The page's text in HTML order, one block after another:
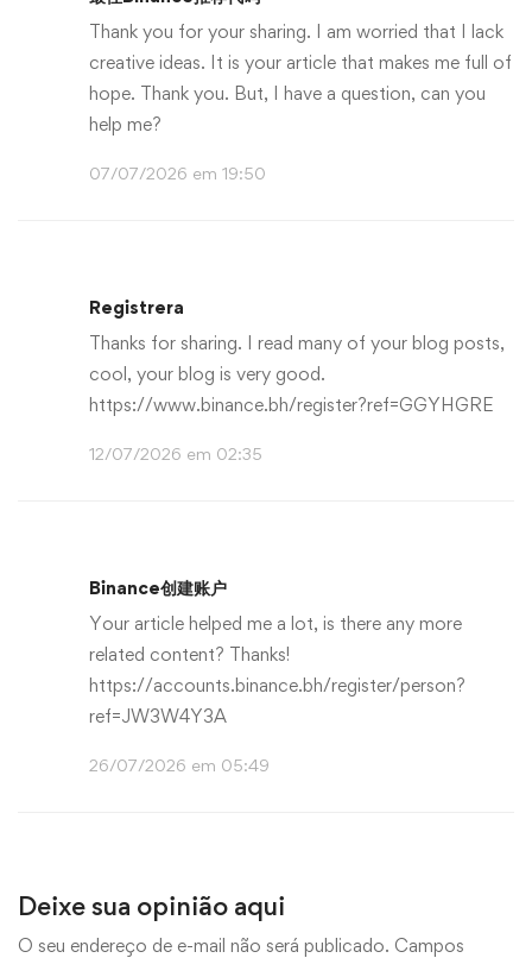
Thank you for your sharing. I am worried that I lack
creative ideas. It is your article that makes me full of
hope. Thank you. But, I have a question, can you
help me?
07/07/2026 em 19:50
Registrera
Thanks for sharing. I read many of your blog posts,
cool, your blog is very good.
https://www.binance.bh/register?ref=GGYHGRE
12/07/2026 em 02:35
Binance创建账户
Your article helped me a lot, is there any more
related content? Thanks!
https://accounts.binance.bh/register/person?
ref=JW3W4Y3A
26/07/2026 em 05:49
Deixe sua opinião aqui
O seu endereço de e-mail não será publicado. Campos